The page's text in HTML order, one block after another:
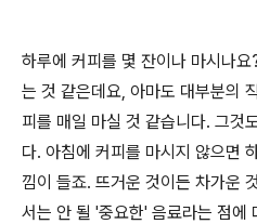
하루에 커피를 몇 잔이나 마시나
는 것 같은데요, 아마도 대부분의
피를 매일 마실 것 같습니다. 그것
다. 아침에 커피를 마시지 않으면
낌이 들죠. 뜨거운 것이든 차가운
서는 안 될 '중요한' 음료라는 점에